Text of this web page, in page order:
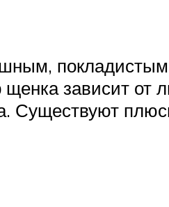
зависит от
Существуют